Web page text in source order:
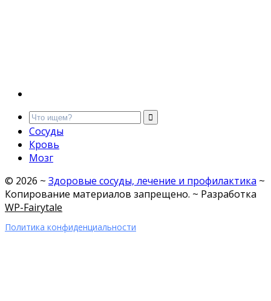
Сосуды
Кровь
Мозг
© 2026 ~ Здоровые сосуды, лечение и профилактика ~
Копирование материалов запрещено. ~ Разработка
WP-Fairytale
Политика конфиденциальности